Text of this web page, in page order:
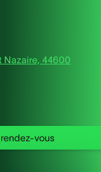
Nazaire, 44600
vous